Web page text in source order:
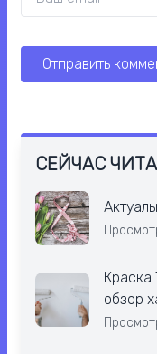
СЕЙЧАС
Краска
обзор